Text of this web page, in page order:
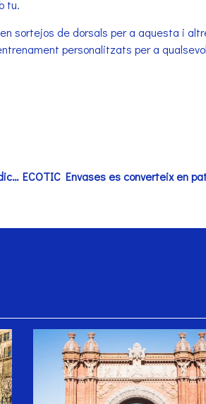
tu.
sortejos de dorsals per a aquesta i
personalitzats per a
La samarreta de la Zurich Marató Barcelona 2025 reivindica l’ambient i l’animació de la ciutat durant el seu recorregut